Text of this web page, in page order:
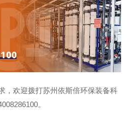
，欢迎拨打苏州依斯倍环保装备科
。